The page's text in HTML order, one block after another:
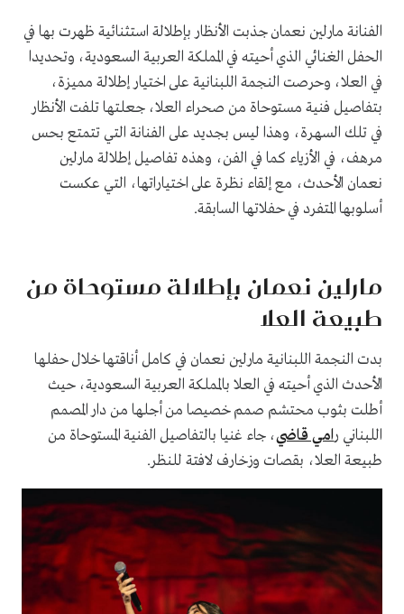
الفنانة مارلين نعمان جذبت الأنظار بإطلالة استثنائية ظهرت بها في
الحفل الغنائي الذي أحيته في المملكة العربية السعودية، وتحديدا
في العلا، وحرصت النجمة اللبنانية على اختيار إطلالة مميزة،
بتفاصيل فنية مستوحاة من صحراء العلا، جعلتها تلفت الأنظار
في تلك السهرة، وهذا ليس بجديد على الفنانة التي تتمتع بحس
مرهف، في الأزياء كما في الفن، وهذه تفاصيل إطلالة مارلين
نعمان الأحدث، مع إلقاء نظرة على اختياراتها، التي عكست
أسلوبها المتفرد في حفلاتها السابقة.
مارلين نعمان بإطلالة مستوحاة من
طبيعة العلا
بدت النجمة اللبنانية مارلين نعمان في كامل أناقتها خلال حفلها
الأحدث الذي أحيته في العلا بالمملكة العربية السعودية، حيث
أطلت بثوب محتشم صمم خصيصا من أجلها من دار المصمم
اللبناني رامي قاضي، جاء غنيا بالتفاصيل الفنية المستوحاة من
طبيعة العلا، بقصات وزخارف لافتة للنظر.